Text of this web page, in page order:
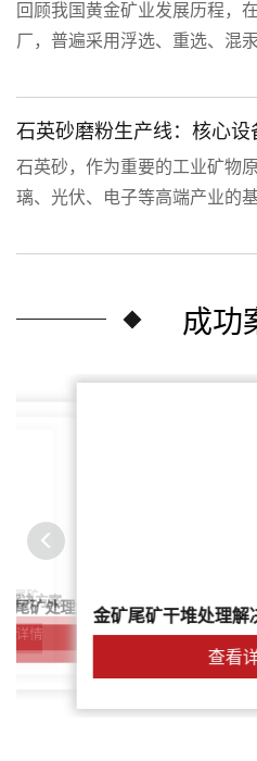
回顾我国黄金矿业发展历程，
厂，普遍采用浮选、重选、混
时选矿工艺水平的限制，回
裹金或与特定矿物共生的金流
济损失。
石英砂磨粉生产线：核心
石英砂，作为重要的工业矿物
璃、光伏、电子等高端产业的
附加值的粉体，离不开一套
文将从设备、工艺到应用，为
成功
尾矿
解决方案
详情
尾矿处理解决方案简介金矿尾矿干堆处理解
查看
鑫
解